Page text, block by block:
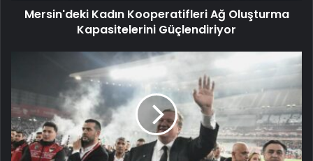
Mersin'deki Kadın Kooperatifleri Ağ Oluşturma
Kapasitelerini Güçlendiriyor